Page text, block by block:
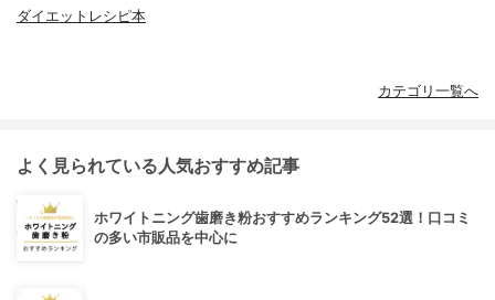
ダイエットレシピ本
カテゴリ一覧へ
よく見られている人気おすすめ記事
ホワイトニング歯磨き粉おすすめランキング52選！口コミ
の多い市販品を中心に